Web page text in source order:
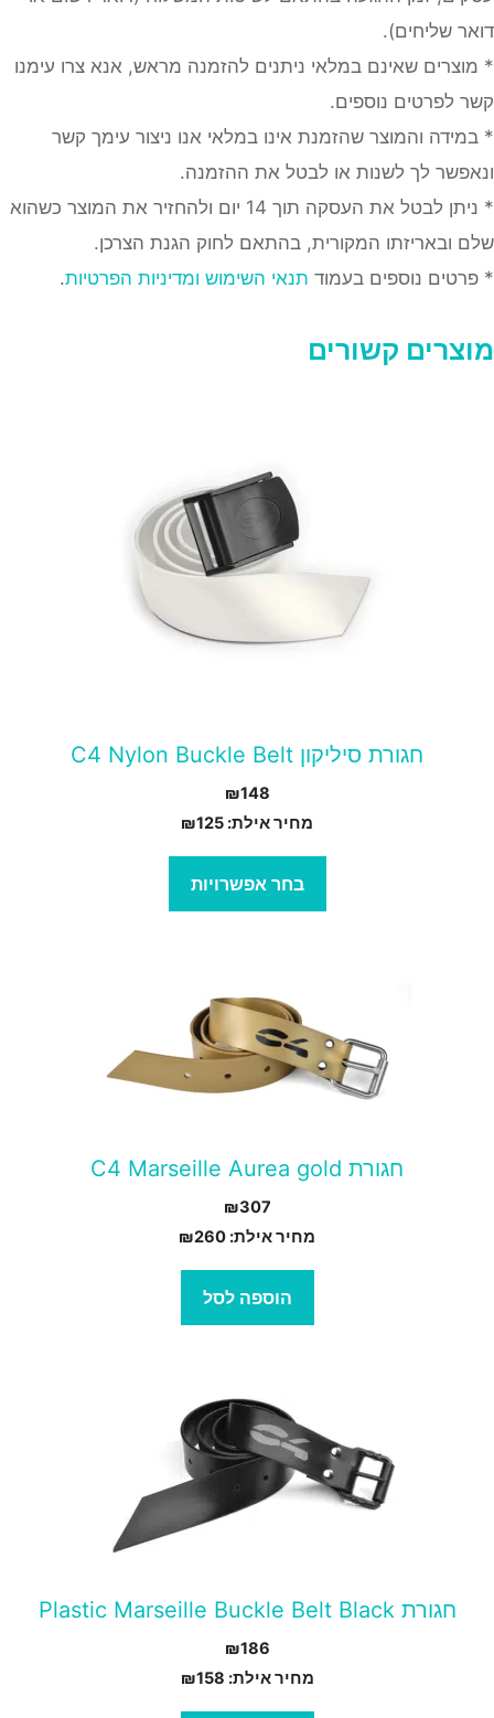
דואר שליחים).
* מוצרים שאינם במלאי ניתנים להזמנה מראש, אנא צרו עימנו
קשר לפרטים נוספים.
* במידה והמוצר שהזמנת אינו במלאי אנו ניצור עימך קשר
ונאפשר לך לשנות או לבטל את ההזמנה.
* ניתן לבטל את העסקה תוך 14 יום ולהחזיר את המוצר כשהוא
שלם ובאריזתו המקורית, בהתאם לחוק הגנת הצרכן.
* פרטים נוספים בעמוד תנאי השימוש ומדיניות הפרטיות.
מוצרים קשורים
חגורת סיליקון C4 Nylon Buckle Belt
₪148
מחיר אילת:
₪125
בחר אפשרויות
חגורת C4 Marseille Aurea gold
₪307
מחיר אילת:
₪260
הוספה לסל
חגורת Plastic Marseille Buckle Belt Black
₪186
מחיר אילת:
₪158